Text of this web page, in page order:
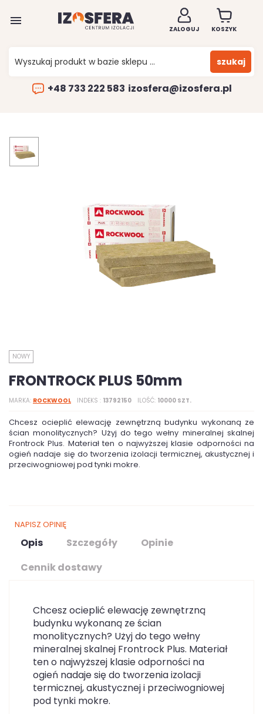

ZALOGUJ KOSZYK
szukaj
+48 733 222 583 izosfera@izosfera.pl
NOWY
FRONTROCK PLUS 50mm
MARKA ROCKWOOL INDEKS 13792150 ILOŚĆ 10000 SZT.
Chcesz ocieplić elewację zewnętrzną budynku wykonaną ze
ścian monolitycznych? Użyj do tego wełny mineralnej skalnej
Frontrock Plus. Materiał ten o najwyższej klasie odporności na
ogień nadaje się do tworzenia izolacji termicznej, akustycznej i
przeciwogniowej pod tynki mokre.
NAPISZ OPINIĘ
Opis Szczegóły
Opinie
Cennik dostawy
Chcesz ocieplić elewację zewnętrzną
budynku wykonaną ze ścian
monolitycznych? Użyj do tego wełny
mineralnej skalnej Frontrock Plus. Materiał
ten o najwyższej klasie odporności na
ogień nadaje się do tworzenia izolacji
termicznej, akustycznej i przeciwogniowej
pod tynki mokre.